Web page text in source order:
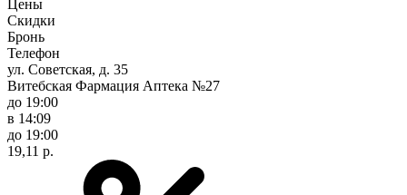
Цены
Скидки
Бронь
Телефон
ул. Советская, д. 35
Витебская Фармация Аптека №27
до 19:00
в 14:09
до 19:00
19,11 р.